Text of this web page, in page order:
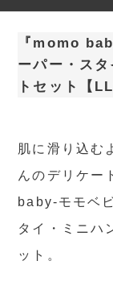
『momo
ーパー・ス
トセット【LL
肌に滑り込む
んのデリケー
baby-モモベ
タイ・ミニハ
ット。